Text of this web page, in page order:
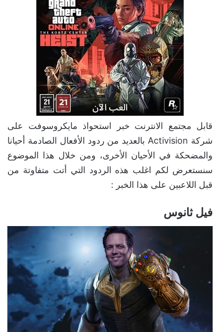
قابل مجتمع الانترنت خبر استحواذ مايكروسوفت على
شركة Activision بالعديد من ردود الأفعال الصادمة أحيانا
والمضحكة في الأحيان الأخرى، ومن خلال هذا الموضوع
سنستعرض لكم اغلب هذه الردود التي أتت متفاوتة من
قبل اللاعبين على هذا الخبر :
فيل ثانوس